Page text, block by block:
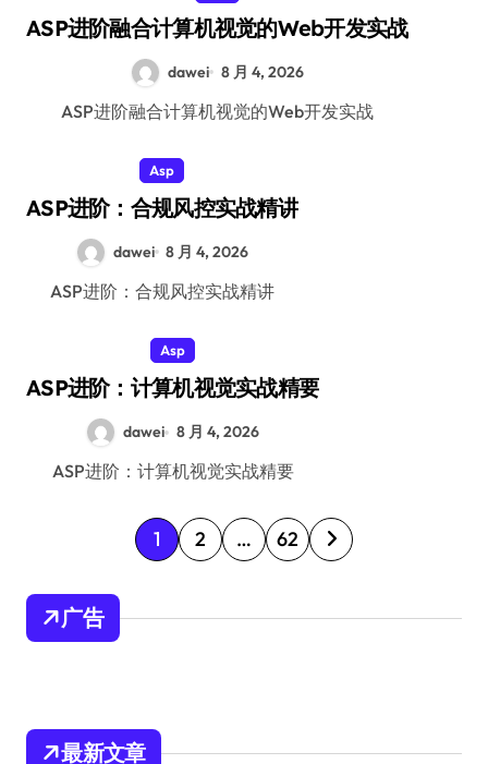
ASP进阶融合计算机视觉的Web开发实战
dawei 8 月 4, 2026
ASP进阶融合计算机视觉的Web开发实战
Asp
ASP进阶：合规风控实战精讲
dawei 8 月 4, 2026
ASP进阶：合规风控实战精讲
Asp
ASP进阶：计算机视觉实战精要
dawei 8 月 4, 2026
ASP进阶：计算机视觉实战精要
文
章
1 2 … 62
广告
最新文章